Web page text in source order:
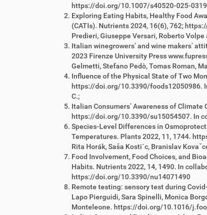
https://doi.org/10.1007/s40520-025-
Exploring Eating Habits, Healthy Food
(CATIs). Nutrients 2024, 16(6), 762;
Predieri, Giuseppe Versari, Roberto Volpe
Italian winegrowers’ and wine makers’
2023 Firenze University Press
Gelmetti, Stefano Pedò, Tomas Roman,
Influence of the Physical State of Two
https://doi.org/10.3390/foods12050986.
C.;
Italian Consumers’ Awareness of
https://doi.org/10.3390/su15054507. In
Species-Level Differences in
Temperatures. Plants 2022, 11, 1744.
Rita Horák, Saša Kosti´c, Branislav
Food Involvement, Food Choices, and
Habits. Nutrients 2022, 14, 1490. In
https://doi.org/10.3390/nu14071490
Remote testing: sensory test during
Lapo Pierguidi, Sara Spinelli, Monica
Monteleone. https://doi.org/10.1016/